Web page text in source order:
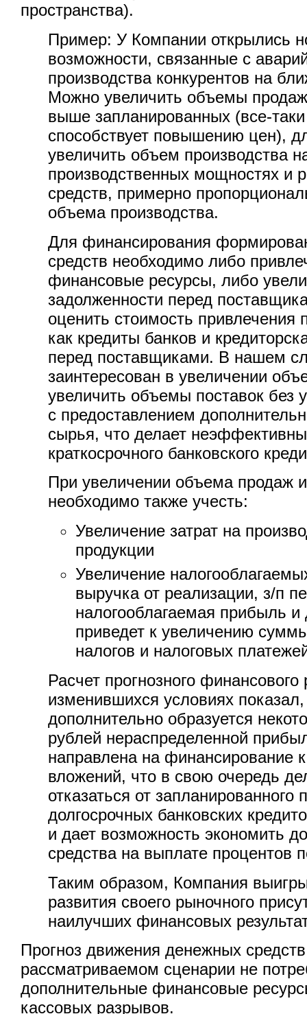
пространства).
Пример: У Компании открылись
возможности, связанные с
производства конкурентов на
Можно увеличить объемы
выше запланированных (все-
способствует повышению цен),
увеличить объем производства
производственных мощностях и
средств, примерно
объема производства.
Для финансирования
средств необходимо либо
финансовые ресурсы, либо
задолженности перед
оценить стоимость привлечения
как кредиты банков и
перед поставщиками. В нашем
заинтересован в увеличении
увеличить объемы поставок без
с предоставлением
сырья, что делает
краткосрочного банковского
При увеличении объема продаж
необходимо также учесть:
Увеличение затрат на
продукции
Увеличение
выручка от реализации, з/п
налогооблагаемая прибыль и
приведет к увеличению
налогов и налоговых
Расчет прогнозного финансового
изменившихся условиях
дополнительно образуется
рублей нераспределенной
направлена на финансирование
вложений, что в свою очередь
отказаться от запланированного
долгосрочных банковских
и дает возможность экономить
средства на выплате процентов
Таким образом, Компания
развития своего рыночного
наилучших финансовых
Прогноз движения денежных
рассматриваемом сценарии не
дополнительные финансовые
кассовых разрывов.